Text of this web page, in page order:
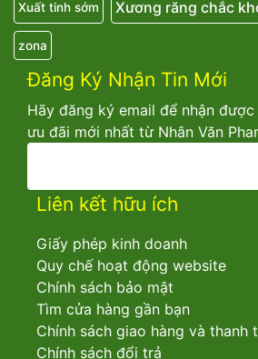
Xuất tinh sớm Xương răng chắc
zona
Đăng Ký Nhận Tin Mới
Hãy đăng ký email để nhận
ưu đãi mới nhất từ Nhân Văn
newsletter
Liên kết hữu ích
Giấy phép kinh doanh
Quy chế hoạt động website
Chính sách bảo mật
Tìm cửa hàng gần bạn
Chính sách giao hàng và thanh
Chính sách đổi trả